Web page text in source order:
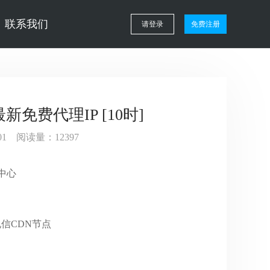
联系我们 请登录 免费注册
新免费代理IP [10时]
阅读量：12397
心
CDN节点